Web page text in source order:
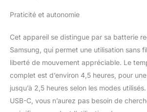
rechargeable
3500 mAh
utilisation
prolongée.
rapide et
câble USB de
Console
Praticité et autonomie
Cet appareil se distingue par sa batterie
Samsung, qui permet une utilisation sans
liberté de mouvement appréciable. Le
complet est d’environ 4,5 heures, pour
jusqu’à 2,5 heures selon les modes
USB-C, vous n’aurez pas besoin de